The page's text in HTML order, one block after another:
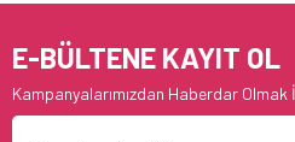
E-BÜLTENE KAYIT OL
Kampanyalarımızdan Haberdar Olmak